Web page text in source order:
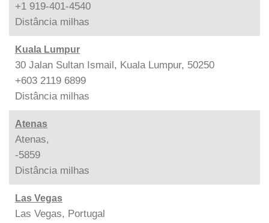
+1 919-401-4540
Distância milhas
Kuala Lumpur
30 Jalan Sultan Ismail, Kuala Lumpur, 50250
+603 2119 6899
Distância milhas
Atenas
Atenas,
-5859
Distância milhas
Las Vegas
Las Vegas, Portugal